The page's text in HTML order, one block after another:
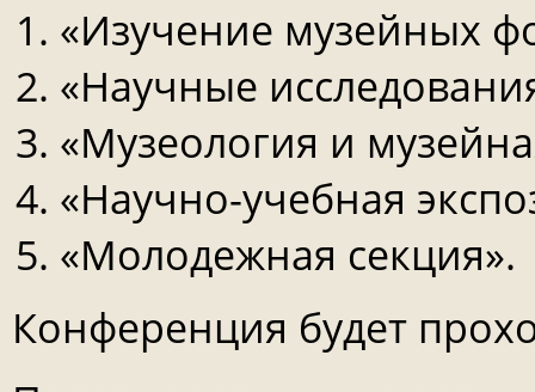
«Изучение музейных
«Научные
«Музеология и
«Научно-учебная
«Молодежная секция».
Конференция будет